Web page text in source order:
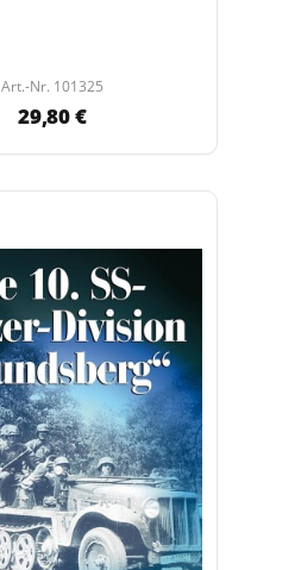
Art.-Nr. 101325
29,80 €